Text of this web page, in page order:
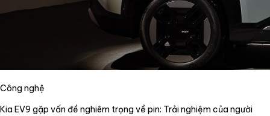
Công nghệ
Kia EV9 gặp vấn đề nghiêm trọng về pin: Trải nghiệm của người